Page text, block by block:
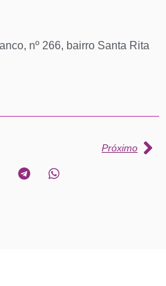
nº 266, bairro Santa Rita
Próximo